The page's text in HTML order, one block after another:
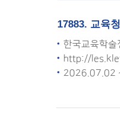
17883. 교육
한국교육학술
http://
2026.07.02